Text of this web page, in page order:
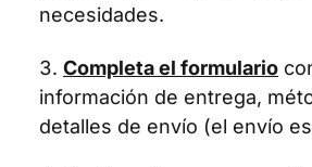
necesidades.
Completa el formulario
información de entrega,
detalles de envío (el envío